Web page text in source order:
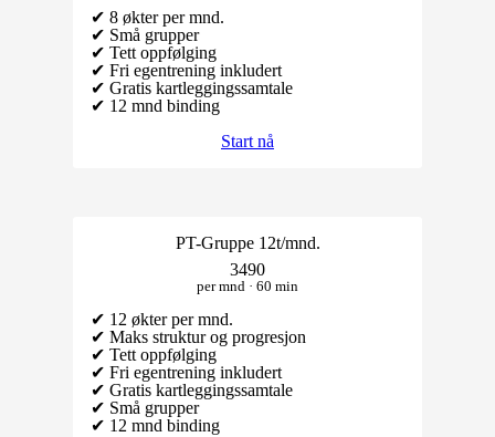
✔ 8 økter per mnd.
✔ Små grupper
✔ Tett oppfølging
✔ Fri egentrening inkludert
✔ Gratis kartleggingssamtale
✔ 12 mnd binding
Start nå
PT-Gruppe 12t/mnd.
3490
per mnd · 60 min
✔ 12 økter per mnd.
✔ Maks struktur og progresjon
✔ Tett oppfølging
✔ Fri egentrening inkludert
✔ Gratis kartleggingssamtale
✔ Små grupper
✔ 12 mnd binding